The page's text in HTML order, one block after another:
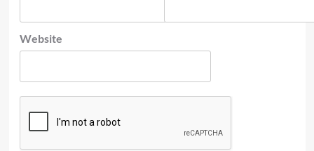
Website